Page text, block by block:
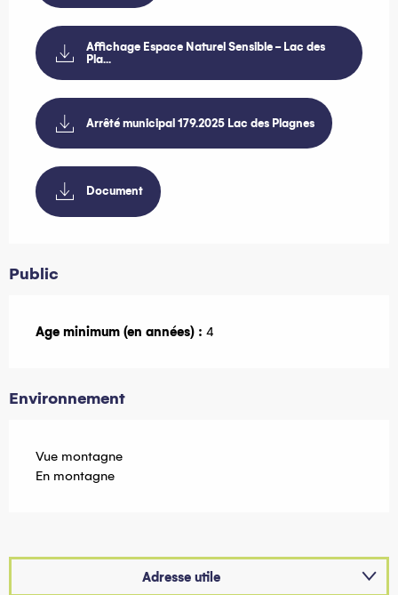
Affichage Espace Naturel Sensible - Lac des
Pla...
Arrêté municipal 179.2025 Lac des Plagnes
Document
Public
Age minimum (en années) : 4
Environnement
Vue montagne
En montagne
Adresse utile